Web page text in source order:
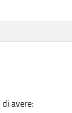
avere: